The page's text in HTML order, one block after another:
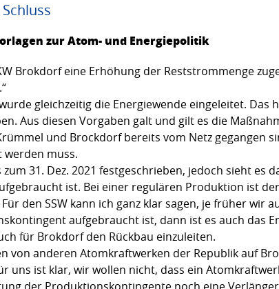
zur Atom- und Energiepolitik
Brokdorf eine Erhöhung der Reststrommenge
gleichzeitig die Energiewende eingeleitet. Das
Aus diesen Vorgaben galt und gilt es die
und Brockdorf bereits vom Netz gegangen
muss.
31. Dez. 2021 festgeschrieben, jedoch sieht es
ist. Bei einer regulären Produktion ist
den SSW kann ich ganz klar sagen, je früher wir
aufgebraucht ist, dann ist es auch das
für Brokdorf den Rückbau einzuleiten.
von anderen Atomkraftwerken der Republik auf
uns ist klar, wir wollen nicht, dass ein